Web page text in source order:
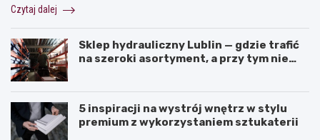
Czytaj dalej
Sklep hydrauliczny Lublin — gdzie trafić
na szeroki asortyment, a przy tym nie
5 inspiracji na wystrój wnętrz w stylu
premium z wykorzystaniem sztukaterii